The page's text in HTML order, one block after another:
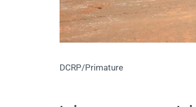
DCRP/Primature